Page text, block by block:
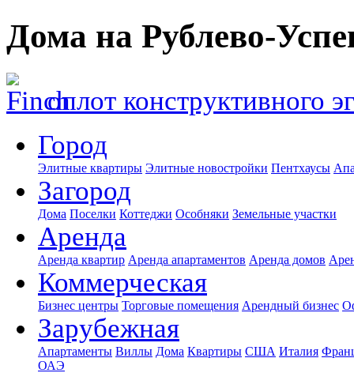
Дома на Рублево-
оплот конструктивного
Город
Элитные квартиры Элитные новостройки Пентхаусы
Загород
Дома Поселки Коттеджи Особняки Земельные участки
Аренда
Аренда квартир Аренда апартаментов Аренда домов
Коммерческая
Бизнес центры Торговые помещения Арендный бизнес
Зарубежная
Апартаменты Виллы Дома Квартиры США Италия
ОАЭ